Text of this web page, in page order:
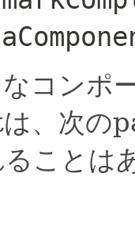
コンポ
は、次の
ことは